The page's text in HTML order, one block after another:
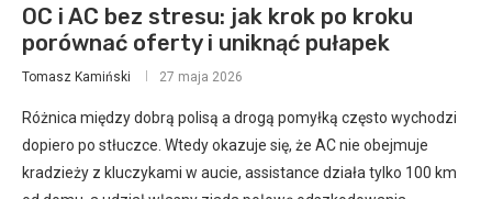
OC i AC bez stresu: jak krok po kroku
porównać oferty i uniknąć pułapek
Tomasz Kamiński 27 maja 2026
Różnica między dobrą polisą a drogą pomyłką często wychodzi
dopiero po stłuczce. Wtedy okazuje się, że AC nie obejmuje
kradzieży z kluczykami w aucie, assistance działa tylko 100 km